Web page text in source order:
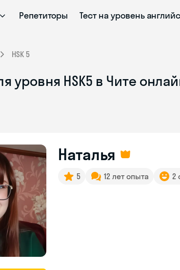
Репетиторы Тест на уровень
HSK 5
уровня HSK5 в Чите
Наталья
5 12 лет опыта 2